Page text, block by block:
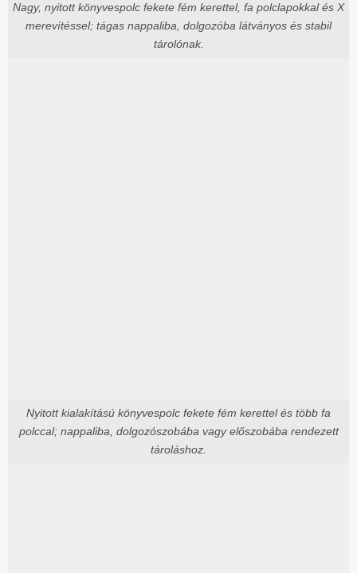
Nagy, nyitott könyvespolc fekete fém kerettel, fa polclapokkal és X
merevítéssel; tágas nappaliba, dolgozóba látványos és stabil
tárolónak.
Nyitott kialakítású könyvespolc fekete fém kerettel és több fa
polccal; nappaliba, dolgozószobába vagy előszobába rendezett
tároláshoz.